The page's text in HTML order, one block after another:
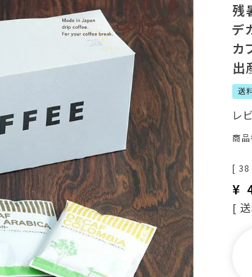
残
デ
カ
出
送
レ
商
[ 38
¥